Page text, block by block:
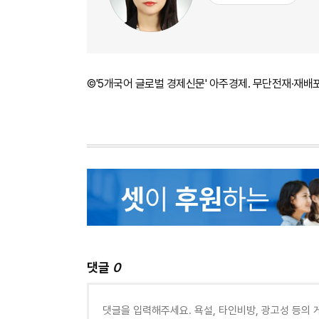
©'5개국어 글로벌 경제신문' 아주경제. 무단전재·재배
댓글 0